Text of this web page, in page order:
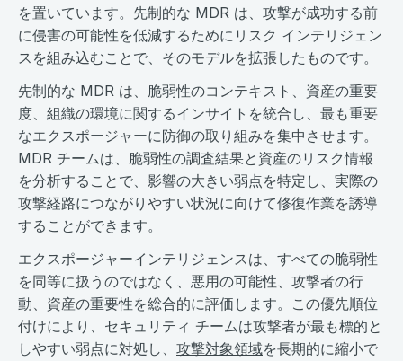
を置いています。先制的な MDR は、攻撃が成功する前
に侵害の可能性を低減するためにリスク インテリジェン
スを組み込むことで、そのモデルを拡張したものです。
先制的な MDR は、脆弱性のコンテキスト、資産の重要
度、組織の環境に関するインサイトを統合し、最も重要
なエクスポージャーに防御の取り組みを集中させます。
MDR チームは、脆弱性の調査結果と資産のリスク情報
を分析することで、影響の大きい弱点を特定し、実際の
攻撃経路につながりやすい状況に向けて修復作業を誘導
することができます。
エクスポージャーインテリジェンスは、すべての脆弱性
を同等に扱うのではなく、悪用の可能性、攻撃者の行
動、資産の重要性を総合的に評価します。この優先順位
付けにより、セキュリティ チームは攻撃者が最も標的と
しやすい弱点に対処し、 攻撃対象領域を長期的に縮小で